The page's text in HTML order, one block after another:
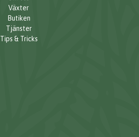
Växter
Butiken
Tjänster
Tips & Tricks